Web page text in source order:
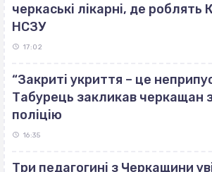
черкаські лікарні, де роблять
НСЗУ
17:02
“Закриті укриття – це
Табурець закликав черкащан
поліцію
16:35
Три педагогині з Черкащини